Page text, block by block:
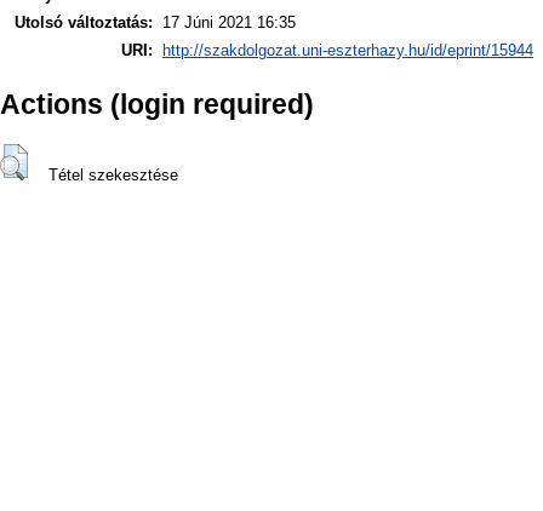
Utolsó változtatás:
17 Júni 2021 16:35
URI:
http://szakdolgozat.uni-eszterhazy.hu/id/eprint/15944
Actions (login required)
Tétel szekesztése